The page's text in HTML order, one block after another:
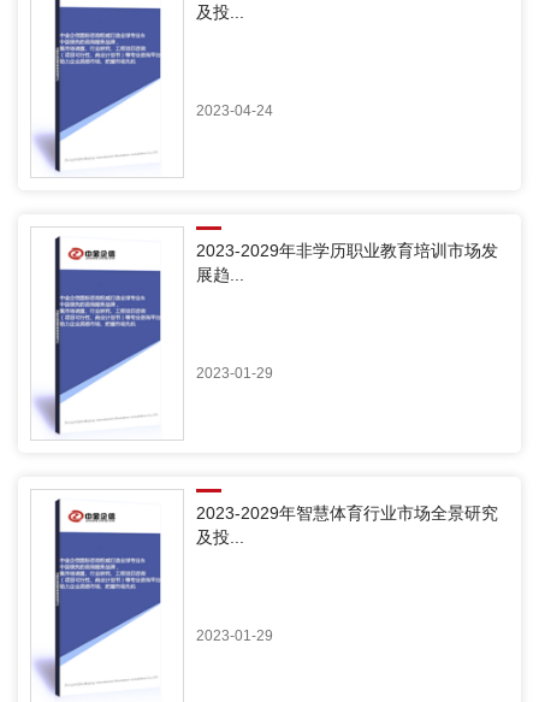
及投...
2023-04-24
2023-2029年非学历职业教育培训市场发
展趋...
2023-01-29
2023-2029年智慧体育行业市场全景研究
及投...
2023-01-29